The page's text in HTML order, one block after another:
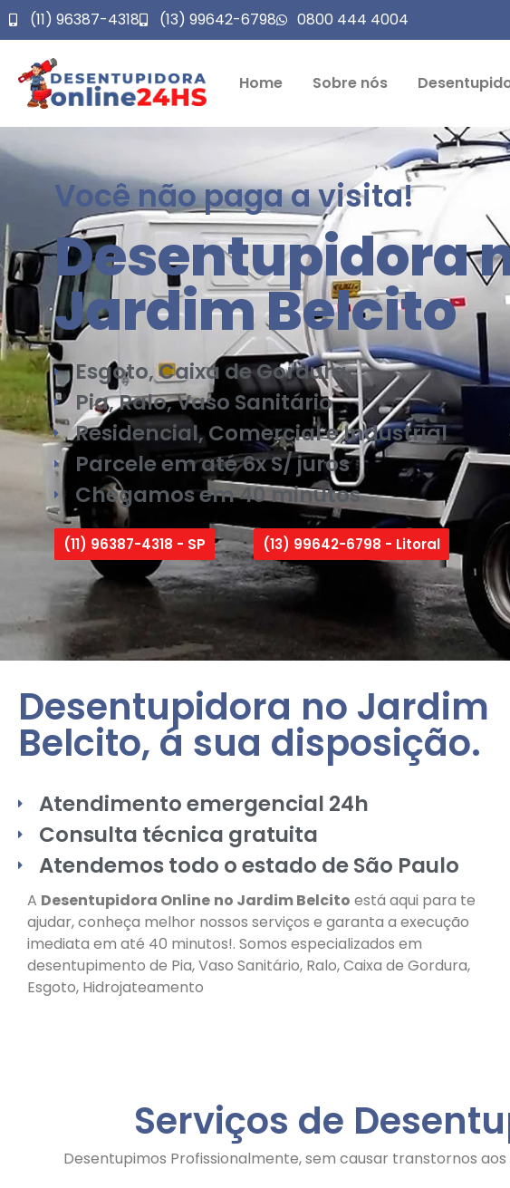
(11) 96387-4318 (13) 99642-6798 0800 444 4004
Home Sobre nós
Você não paga a visita!
Desentupidora
Jardim Belcito
Esgoto, Caixa de Gordura
Pia, Ralo, Vaso Sanitário
Residencial, Comercial e Industrial
Parcele em até 6x S/ juros
Chegamos em 40 minutos
(11) 96387-4318 - SP (13) 99642-6798 - Litoral
Desentupidora no Jardim
Belcito, á sua disposição.
Atendimento emergencial 24h
Consulta técnica gratuita
Atendemos todo o estado de São Paulo
A Desentupidora Online no Jardim Belcito está aqui para te
ajudar, conheça melhor nossos serviços e garanta a execução
imediata em até 40 minutos!. Somos especializados em
desentupimento de Pia, Vaso Sanitário, Ralo, Caixa de Gordura,
Esgoto, Hidrojateamento
Serviços de
Desentupimos Profissionalmente, sem causar transtornos aos